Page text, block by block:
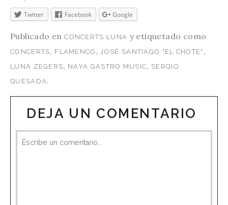
Twitter Facebook Google
Publicado enCONCERTS LUNA y etiquetado como
CONCERTS, FLAMENCO ,JOSÉ SANTIAGO "EL CHOTE" ,
LUNA ZEGERS, NAYA GASTRO MUSIC, SERGIO
QUESADA.
DEJA UN COMENTARIO